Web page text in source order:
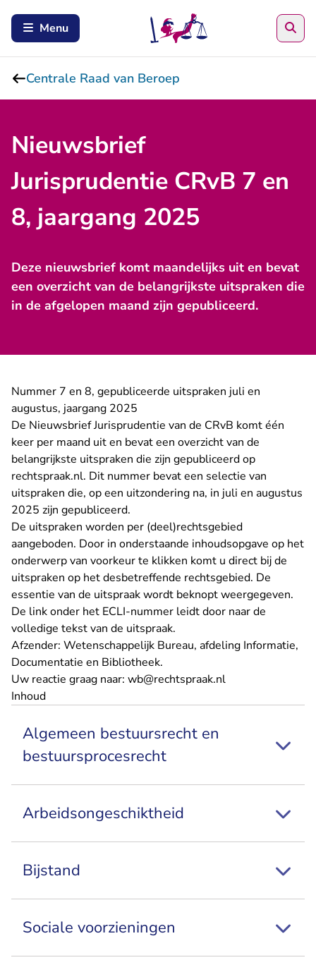
Menu
Centrale Raad van Beroep
Nieuwsbrief
Jurisprudentie CRvB 7 en
8, jaargang 2025
Deze nieuwsbrief komt maandelijks uit en bevat
een overzicht van de belangrijkste uitspraken die
in de afgelopen maand zijn gepubliceerd.
Nummer 7 en 8, gepubliceerde uitspraken juli en
augustus, jaargang 2025
De Nieuwsbrief Jurisprudentie van de CRvB komt één
keer per maand uit en bevat een overzicht van de
belangrijkste uitspraken die zijn gepubliceerd op
rechtspraak.nl. Dit nummer bevat een selectie van
uitspraken die, op een uitzondering na, in juli en augustus
2025 zijn gepubliceerd.
De uitspraken worden per (deel)rechtsgebied
aangeboden. Door in onderstaande inhoudsopgave op het
onderwerp van voorkeur te klikken komt u direct bij de
uitspraken op het desbetreffende rechtsgebied. De
essentie van de uitspraak wordt beknopt weergegeven.
De link onder het ECLI-nummer leidt door naar de
volledige tekst van de uitspraak.
Afzender: Wetenschappelijk Bureau, afdeling Informatie,
Documentatie en Bibliotheek.
Uw reactie graag naar: wb@rechtspraak.nl- U verlaat
Inhoud
Algemeen bestuursrecht en
bestuursprocesrecht
Arbeidsongeschiktheid
Bijstand
Sociale voorzieningen